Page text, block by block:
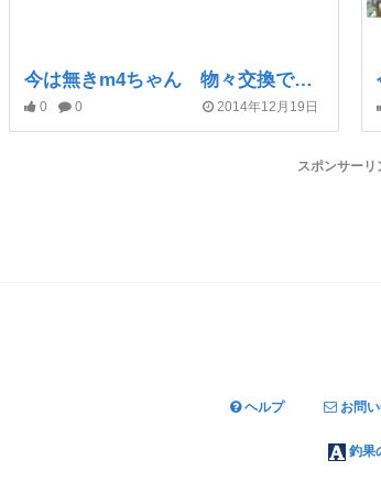
今は無きm4ちゃん 物々交換で入手
0 0 2014年12月19日
スポンサーリ
ヘルプ お問い
釣果